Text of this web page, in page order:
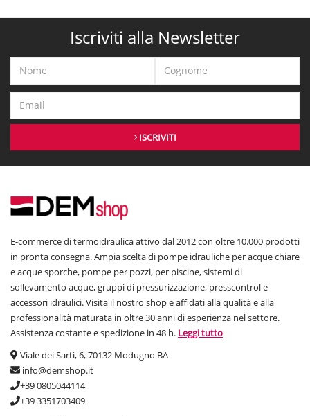
Iscriviti alla Newsletter
ISCRIVITI
E-commerce di termoidraulica attivo dal 2012 con oltre 10.000 prodotti
in pronta consegna. Ampia scelta di pompe idrauliche per acque chiare
e acque sporche, pompe per pozzi, per piscine, sistemi di
sollevamento acque, gruppi di pressurizzazione, presscontrol e
accessori idraulici. Visita il nostro shop e affidati alla qualità e alla
professionalità maturata in oltre 30 anni di esperienza nel settore.
Assistenza costante e spedizione in 48 h. Leggi tutto
Viale dei Sarti, 6, 70132 Modugno BA
info@demshop.it
+39 0805044114
+39 3351703409